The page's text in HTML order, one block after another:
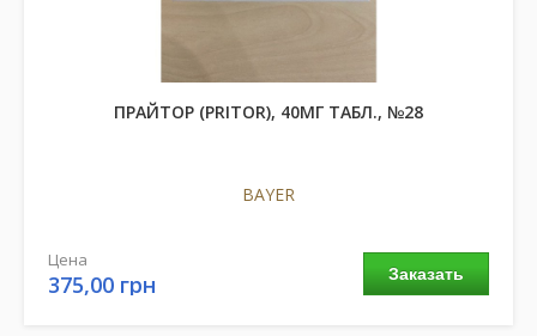
ПРАЙТОР (PRITOR), 40МГ ТАБЛ., №28
BAYER
Заказать
Цена
375,00 грн